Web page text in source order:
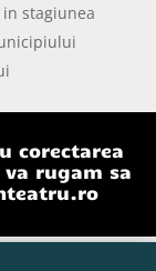
stagiunea
corectarea
rugam sa